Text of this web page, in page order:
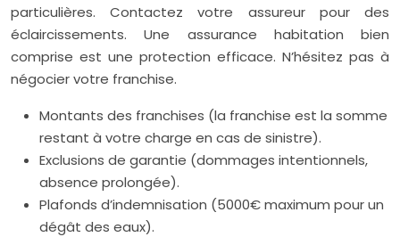
particulières. Contactez votre assureur pour des
éclaircissements. Une assurance habitation bien
comprise est une protection efficace. N’hésitez pas à
négocier votre franchise.
Montants des franchises (la franchise est la somme
restant à votre charge en cas de sinistre).
Exclusions de garantie (dommages intentionnels,
absence prolongée).
Plafonds d’indemnisation (5000€ maximum pour un
dégât des eaux).